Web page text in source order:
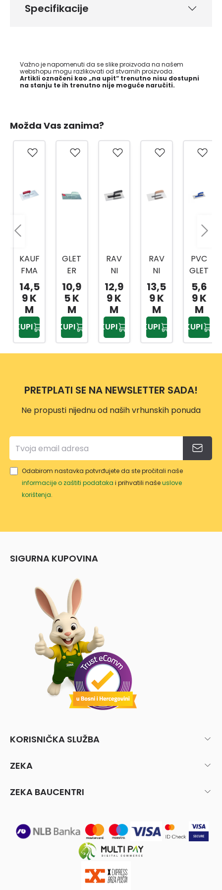
Specifikacije
Važno je napomenuti da se slike proizvoda na našem
webshopu mogu razlikovati od stvarnih proizvoda.
Artikli označeni kao „na upit“ trenutno nisu dostupni
na stanju te ih trenutno nije moguće naručiti.
Možda Vas zanima?
KAUF
FMA
NN
GLA
DILO
NEHR
ĐAJ
UĆE
280X
MM
14,5
9 K
M
KUPI
GLET
ER
280X
130
MM
MTX
8673
39
10,9
5 K
M
KUPI
RAV
NI
GLET
ER
INOX
28X1
3 CM
12,9
9 K
M
KUPI
RAV
NI
GLET
ER
DRVE
NA
RUČ
KA
28X1
13,5
9 K
M
KUPI
PVC
GLET
ER
130X
270
MM
5,6
9 K
M
KUPI
PRETPLATI SE NA NEWSLETTER SADA!
Ne propusti nijednu od naših vrhunskih ponuda
Odabirom nastavka potvrđujete da ste pročitali naše
informacije o zaštiti podataka i prihvatili našeuslove
korištenja.
SIGURNA KUPOVINA
KORISNIČKA SLUŽBA
ZEKA
ZEKA BAUCENTRI